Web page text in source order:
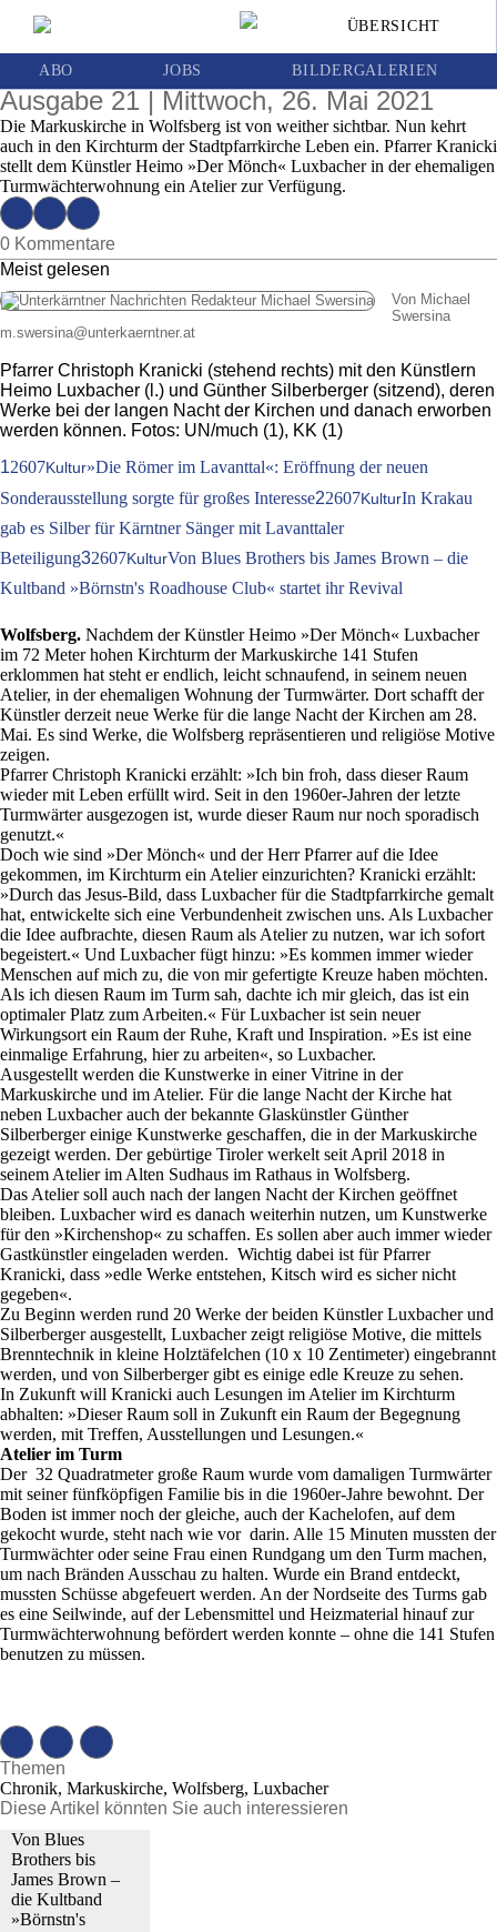
ÜBERSICHT
ABO JOBS BILDERGALERIEN
Neues Leben eingehaucht: »Der Mönch«
Markuskirche
Ausgabe 21 | Mittwoch, 26. Mai 2021
Die Markuskirche in Wolfsberg ist von weither sichtbar. Nun kehrt
auch in den Kirchturm der Stadtpfarrkirche Leben ein. Pfarrer Kranicki
stellt dem Künstler Heimo »Der Mönch« Luxbacher in der ehemaligen
Turmwächterwohnung ein Atelier zur Verfügung.
0 Kommentare
Meist gelesen
Von Michael
Swersina
m.swersina@unterkaerntner.at
Pfarrer Christoph Kranicki (stehend rechts) mit den Künstlern
Heimo Luxbacher (l.) und Günther Silberberger (sitzend), deren
Werke bei der langen Nacht der Kirchen und danach erworben
werden können. Fotos: UN/much (1), KK (1)
12607Kultur»Die Römer im Lavanttal«: Eröffnung der neuen
Sonderausstellung sorgte für großes Interesse22607KulturIn Krakau
gab es Silber für Kärntner Sänger mit Lavanttaler
Beteiligung32607KulturVon Blues Brothers bis James Brown – die
Kultband »Börnstn's Roadhouse Club« startet ihr Revival
Wolfsberg. Nachdem der Künstler Heimo »Der Mönch« Luxbacher
im 72 Meter hohen Kirchturm der Markuskirche 141 Stufen
erklommen hat steht er endlich, leicht schnaufend, in seinem neuen
Atelier, in der ehemaligen Wohnung der Turmwärter. Dort schafft der
Künstler derzeit neue Werke für die lange Nacht der Kirchen am 28.
Mai. Es sind Werke, die Wolfsberg repräsentieren und religiöse Motive
zeigen.
Pfarrer Christoph Kranicki erzählt: »Ich bin froh, dass dieser Raum
wieder mit Leben erfüllt wird. Seit in den 1960er-Jahren der letzte
Turmwärter ausgezogen ist, wurde dieser Raum nur noch sporadisch
genutzt.«
Doch wie sind »Der Mönch« und der Herr Pfarrer auf die Idee
gekommen, im Kirchturm ein Atelier einzurichten? Kranicki erzählt:
»Durch das Jesus-Bild, dass Luxbacher für die Stadtpfarrkirche gemalt
hat, entwickelte sich eine Verbundenheit zwischen uns. Als Luxbacher
die Idee aufbrachte, diesen Raum als Atelier zu nutzen, war ich sofort
begeistert.« Und Luxbacher fügt hinzu: »Es kommen immer wieder
Menschen auf mich zu, die von mir gefertigte Kreuze haben möchten.
Als ich diesen Raum im Turm sah, dachte ich mir gleich, das ist ein
optimaler Platz zum Arbeiten.« Für Luxbacher ist sein neuer
Wirkungsort ein Raum der Ruhe, Kraft und Inspiration. »Es ist eine
einmalige Erfahrung, hier zu arbeiten«, so Luxbacher.
Ausgestellt werden die Kunstwerke in einer Vitrine in der
Markuskirche und im Atelier. Für die lange Nacht der Kirche hat
neben Luxbacher auch der bekannte Glaskünstler Günther
Silberberger einige Kunstwerke geschaffen, die in der Markuskirche
gezeigt werden. Der gebürtige Tiroler werkelt seit April 2018 in
seinem Atelier im Alten Sudhaus im Rathaus in Wolfsberg.
Das Atelier soll auch nach der langen Nacht der Kirchen geöffnet
bleiben. Luxbacher wird es danach weiterhin nutzen, um Kunstwerke
für den »Kirchenshop« zu schaffen. Es sollen aber auch immer wieder
Gastkünstler eingeladen werden. Wichtig dabei ist für Pfarrer
Kranicki, dass »edle Werke entstehen, Kitsch wird es sicher nicht
gegeben«.
Zu Beginn werden rund 20 Werke der beiden Künstler Luxbacher und
Silberberger ausgestellt, Luxbacher zeigt religiöse Motive, die mittels
Brenntechnik in kleine Holztäfelchen (10 x 10 Zentimeter) eingebrannt
werden, und von Silberberger gibt es einige edle Kreuze zu sehen.
In Zukunft will Kranicki auch Lesungen im Atelier im Kirchturm
abhalten: »Dieser Raum soll in Zukunft ein Raum der Begegnung
werden, mit Treffen, Ausstellungen und Lesungen.«
Atelier im Turm
Der 32 Quadratmeter große Raum wurde vom damaligen Turmwärter
mit seiner fünfköpfigen Familie bis in die 1960er-Jahre bewohnt. Der
Boden ist immer noch der gleiche, auch der Kachelofen, auf dem
gekocht wurde, steht nach wie vor darin. Alle 15 Minuten mussten der
Turmwächter oder seine Frau einen Rundgang um den Turm machen,
um nach Bränden Ausschau zu halten. Wurde ein Brand entdeckt,
mussten Schüsse abgefeuert werden. An der Nordseite des Turms gab
es eine Seilwinde, auf der Lebensmittel und Heizmaterial hinauf zur
Turmwächterwohnung befördert werden konnte – ohne die 141 Stufen
benutzen zu müssen.
Themen
Chronik, Markuskirche, Wolfsberg, Luxbacher
Diese Artikel könnten Sie auch interessieren
Von Blues
Brothers bis
James Brown –
die Kultband
»Börnstn's